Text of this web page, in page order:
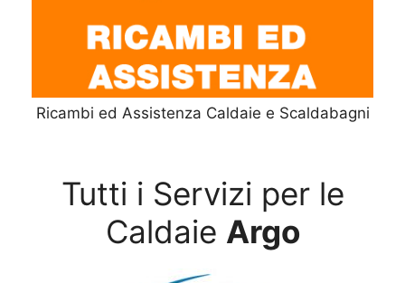
Ricambi ed Assistenza Caldaie e Scaldabagni
Tutti i Servizi per le
Caldaie Argo